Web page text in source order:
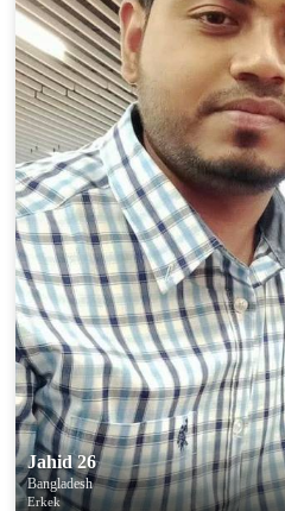
Jahid 26
Bangladesh
Erkek